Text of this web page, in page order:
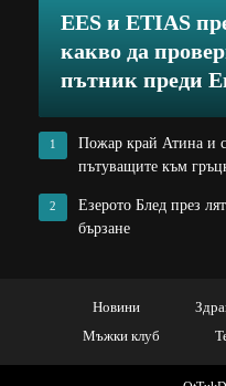
EES и ETIAS
какво да
пътник преди
1
Пожар край Атина и
пътуващите към
2
Езерото Блед през
бързане
Новини
Мъжки клуб